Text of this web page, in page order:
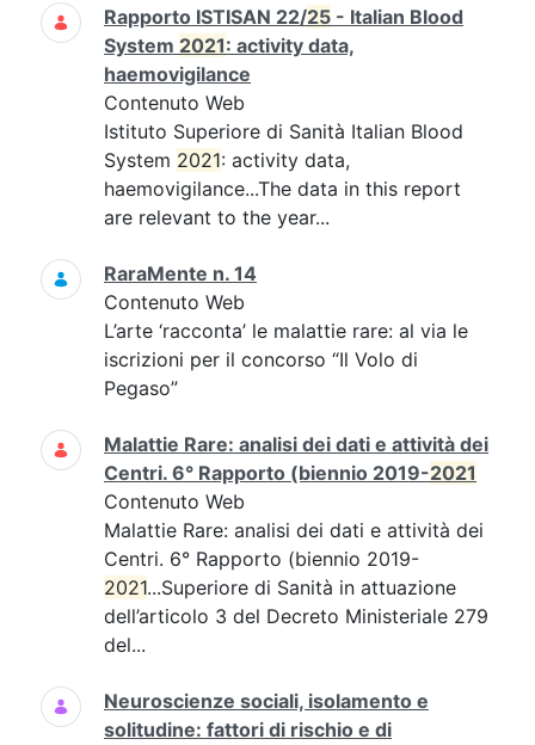
Rapporto ISTISAN 22/25 - Italian Blood
System 2021: activity data,
haemovigilance
Contenuto Web
Istituto Superiore di Sanità Italian Blood
System 2021: activity data,
haemovigilance...The data in this report
are relevant to the year...
RaraMente n. 14
Contenuto Web
L’arte ‘racconta’ le malattie rare: al via le
iscrizioni per il concorso “Il Volo di
Pegaso”
Malattie Rare: analisi dei dati e attività dei
Centri. 6° Rapporto (biennio 2019-2021
Contenuto Web
Malattie Rare: analisi dei dati e attività dei
Centri. 6° Rapporto (biennio 2019-
2021...Superiore di Sanità in attuazione
dell’articolo 3 del Decreto Ministeriale 279
del...
Neuroscienze sociali, isolamento e
solitudine: fattori di rischio e di